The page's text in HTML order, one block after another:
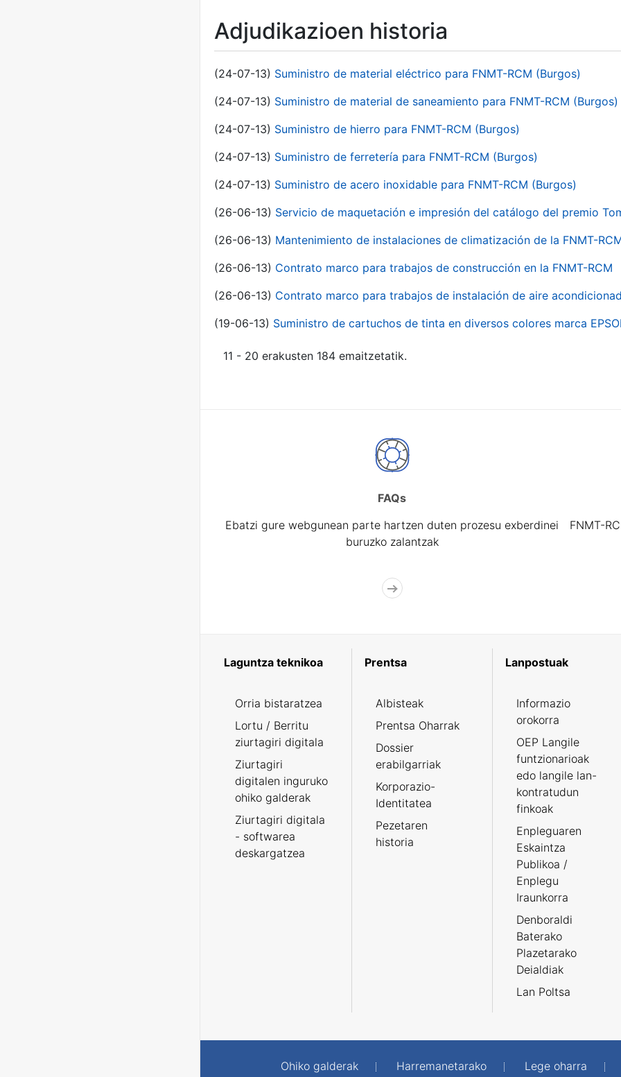
Adjudikazioen historia
(24-07-13) Suministro de material eléctrico para FNMT-RCM (Burgos)
(24-07-13) Suministro de material de saneamiento para FNMT-RCM (Burgos)
(24-07-13) Suministro de hierro para FNMT-RCM (Burgos)
(24-07-13) Suministro de ferretería para FNMT-RCM (Burgos)
(24-07-13) Suministro de acero inoxidable para FNMT-RCM (Burgos)
(26-06-13) Servicio de maquetación e impresión del catálogo del premio
(26-06-13) Mantenimiento de instalaciones de climatización de la FNMT-
(26-06-13) Contrato marco para trabajos de construcción en la FNMT-RCM
(26-06-13) Contrato marco para trabajos de instalación de aire
(19-06-13) Suministro de cartuchos de tinta en diversos colores marca
11 - 20 erakusten 184 emaitzetatik.
FAQs
Ebatzi gure webgunean parte hartzen duten prozesu exberdinei
buruzko zalantzak
FNMT-
Laguntza teknikoa
Orria bistaratzea
Lortu / Berritu
ziurtagiri digitala
Ziurtagiri
digitalen inguruko
ohiko galderak
Ziurtagiri digitala
- softwarea
deskargatzea
Prentsa
Albisteak
Prentsa Oharrak
Dossier
erabilgarriak
Korporazio-
Identitatea
Pezetaren
historia
Lanpostuak
Informazio
orokorra
OEP Langile
funtzionarioak
edo langile lan-
kontratudun
finkoak
Enpleguaren
Eskaintza
Publikoa /
Enplegu
Iraunkorra
Denboraldi
Baterako
Plazetarako
Deialdiak
Lan Poltsa
Ohiko galderak Harremanetarako Lege oharra